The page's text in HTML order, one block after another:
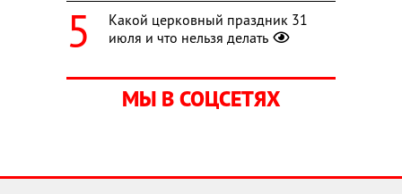
Какой церковный праздник 31
июля и что нельзя делать
МЫ В СОЦСЕТЯХ